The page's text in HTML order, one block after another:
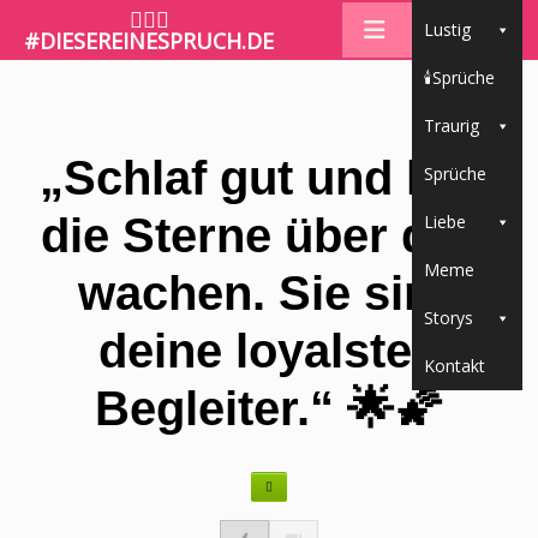
🤷🏼‍♀️
#DIESEREINESPRUCH.DE Lustig
🕯Sprüche
Traurig
Sprüche
Liebe
Meme
Storys
Kontakt
„Schlaf gut und lass
die Sterne über dich
wachen. Sie sind
deine loyalsten
Begleiter.“ 🌟🌠